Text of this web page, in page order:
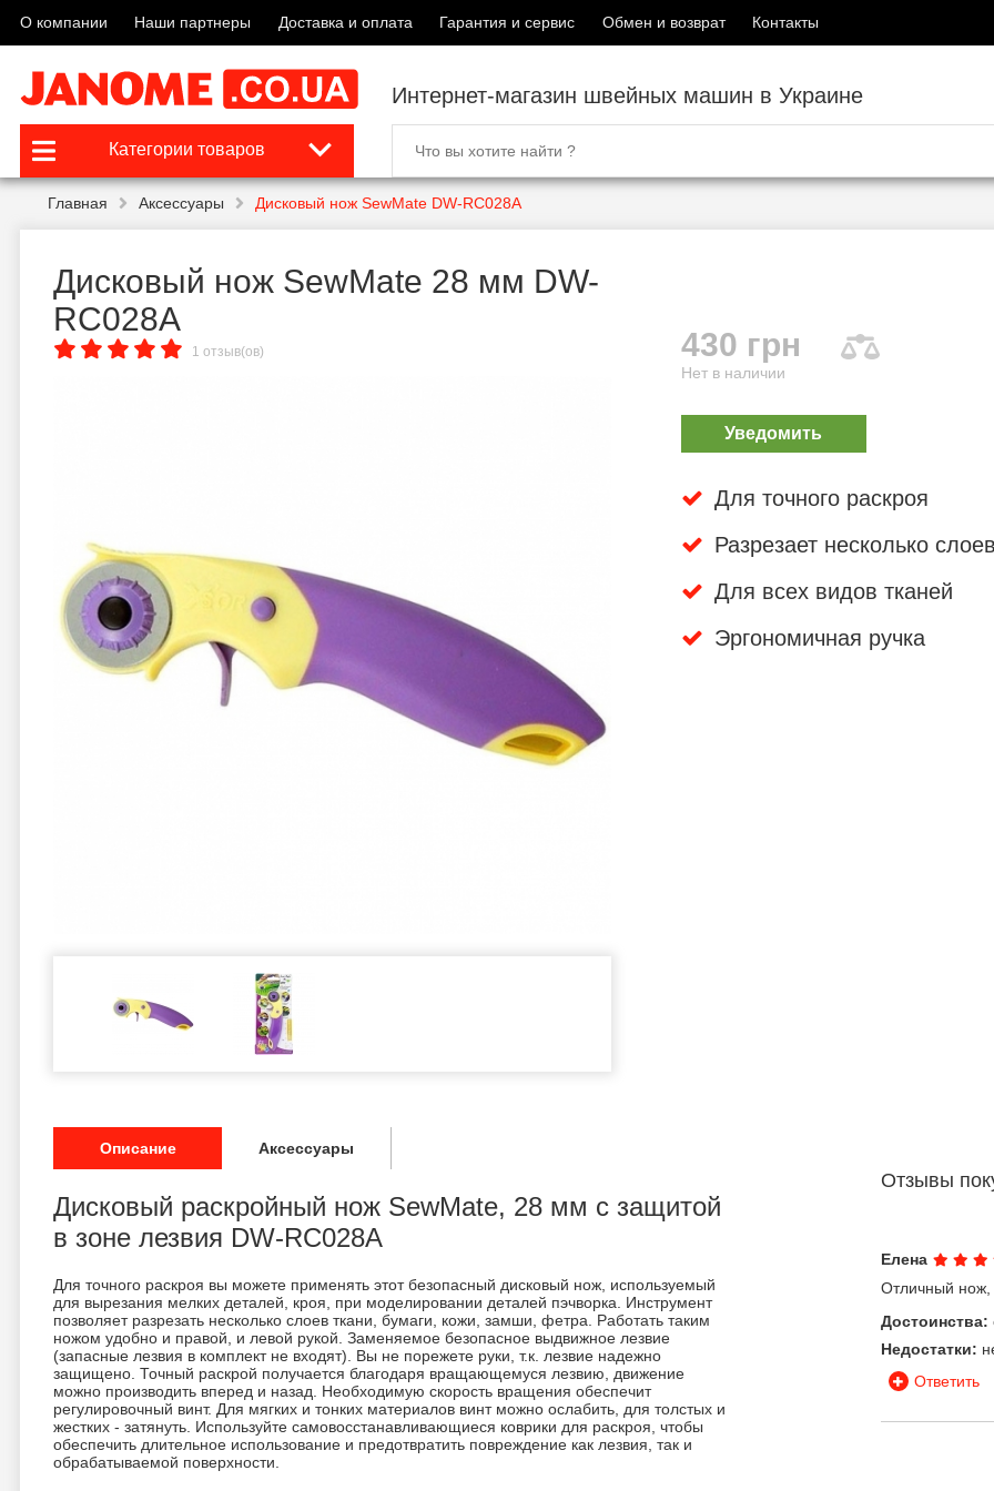
О компании Наши партнеры Доставка и оплата Гарантия и сервис Обмен и возврат Контакты
Интернет-магазин швейных машин в Украине
Категории товаров
Главная Аксессуары Дисковый нож SewMate DW-RC028A
Дисковый нож SewMate 28 мм DW-
RC028A
1 отзыв(ов) 430 грн
Нет в наличии
Уведомить
Для точного раскроя
Разрезает несколько
Для всех видов тканей
Эргономичная ручка
Описание Аксессуары
Дисковый раскройный нож SewMate, 28 мм с защитой
в зоне лезвия DW-RC028A
Для точного раскроя вы можете применять этот безопасный дисковый нож, используемый
для вырезания мелких деталей, кроя, при моделировании деталей пэчворка. Инструмент
позволяет разрезать несколько слоев ткани, бумаги, кожи, замши, фетра. Работать таким
ножом удобно и правой, и левой рукой. Заменяемое безопасное выдвижное лезвие
(запасные лезвия в комплект не входят). Вы не порежете руки, т.к. лезвие надежно
защищено. Точный раскрой получается благодаря вращающемуся лезвию, движение
можно производить вперед и назад. Необходимую скорость вращения обеспечит
регулировочный винт. Для мягких и тонких материалов винт можно ослабить, для толстых и
жестких - затянуть. Используйте самовосстанавливающиеся коврики для раскроя, чтобы
обеспечить длительное использование и предотвратить повреждение как лезвия, так и
обрабатываемой поверхности.
Отзывы
Елена
Отличный нож,
Достоинства:
Недостатки:
Ответить